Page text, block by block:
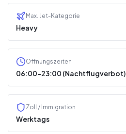
Max. Jet-Kategorie
Heavy
Öffnungszeiten
06:00–23:00 (Nachtflugverbot)
Zoll / Immigration
Werktags